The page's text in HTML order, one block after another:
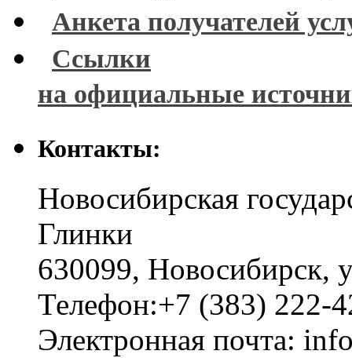
Анкета получателей
Ссылки
на официальные
Контакты:
Новосибирская
Глинки
630099, Новосибирск,
Телефон:+7 (383) 222-
Электронная почта: